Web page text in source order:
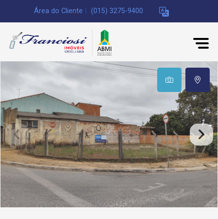
Área do Cliente (015) 3275-9400